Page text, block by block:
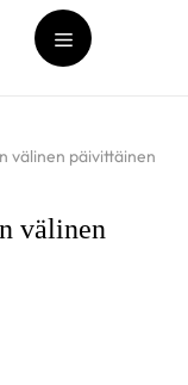
Valikko
välinen päivittäinen
välinen